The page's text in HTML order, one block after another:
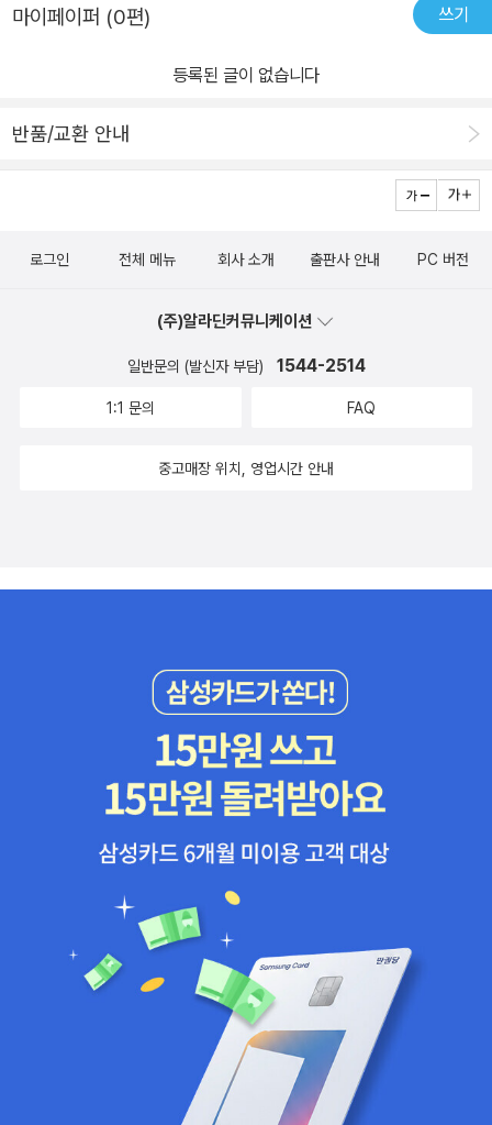
마이페이퍼 (0편) 쓰기
등록된 글이 없습니다
반품/교환 안내
로그인 전체 메뉴 회사 소개 출판사 안내 PC 버전
(주)알라딘커뮤니케이션
일반문의 (발신자 부담) 1544-2514
1:1 문의 FAQ
중고매장 위치, 영업시간 안내